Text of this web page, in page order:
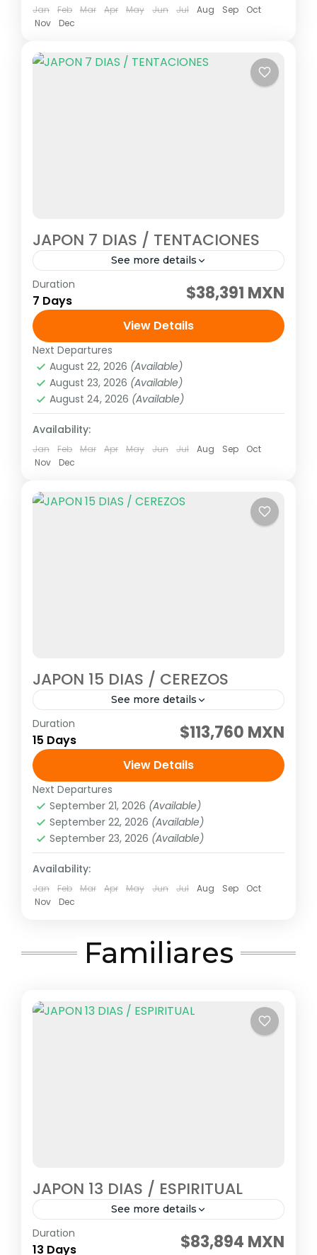
Jan Feb Mar Apr May Jun Jul Aug Sep
Oct
Nov
Dec
JAPON 7 DIAS / TENTACIONES
See more details
Visitando: Tokio, Hakone, Nara, Kioto Salidas:
Todos los Martes o viernes o lunes
(garantizadas con un mínimo de dos
personas adultas) hasta el de marzo...
Asia,Asia del extremo oriente
1 Person
Duration
7 Days $38,391 MXN
View Details
Next Departures
August 22, 2026 (Available)
August 23, 2026 (Available)
August 24, 2026 (Available)
Availability:
Jan Feb Mar Apr May Jun Jul Aug Sep
Oct
Nov
Dec
JAPON 15 DIAS / CEREZOS
See more details
Visitando: Tokio, Fuji Kawaguchiko, Kioto, Uji,
Kobe, Naruto, Takamatsu, Matsuyama,
Beppu, Fukuoka, Kumamoto, Yanagawa,
Nagasaki, Arita, Hiroshima, Osaka, Nara
Salida 20 o 27 de marzo...
Asia,Asia del extremo oriente
1 Person
Duration
15 Days $113,760 MXN
View Details
Next Departures
September 21, 2026 (Available)
September 22, 2026 (Available)
September 23, 2026 (Available)
Availability:
Jan Feb Mar Apr May Jun Jul Aug Sep
Oct
Nov
Dec
Familiares
JAPON 13 DIAS / ESPIRITUAL
See more details
Visitando: Tokio, Hakone, Kioto, Nara,
Duration
13 Days $83,894 MXN